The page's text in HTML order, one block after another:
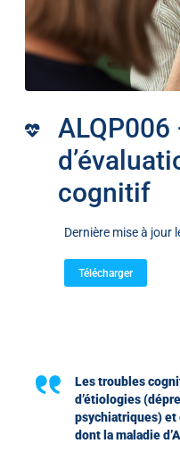
ALQP006
cognitif
Dernière mise à jour
Télécharger
Les troubles
d’étiologies
psychiatriques) et
dont la maladie